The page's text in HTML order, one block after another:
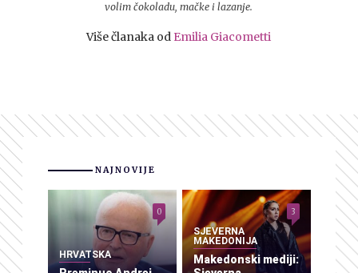
volim čokoladu, mačke i lazanje.
Više članaka od Emilia Giacometti
NAJNOVIJE
HRVATSKA
0
SJEVERNA
MAKEDONIJA
Makedonski mediji:
3